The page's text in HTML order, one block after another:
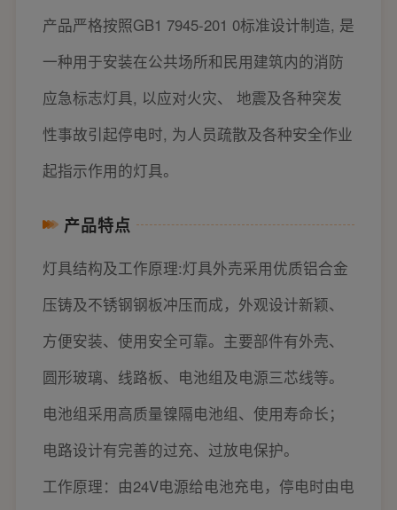
产品严格按照GB1 7945-201 0标准设计制造, 是
一种用于安装在公共场所和民用建筑内的消防
应急标志灯具, 以应对火灾、 地震及各种突发
性事故引起停电时, 为人员疏散及各种安全作业
起指示作用的灯具。
产品特点
灯具结构及工作原理:灯具外売采用优质铝合金
压铸及不锈钢钢板冲压而成，外观设计新颖、
方便安装、使用安全可靠。主要部件有外壳、
圆形玻璃、线路板、电池组及电源三芯线等。
电池组采用高质量镍隔电池组、使用寿命长；
电路设计有完善的过充、过放电保护。
工作原理：由24V电源给电池充电，停电时由电